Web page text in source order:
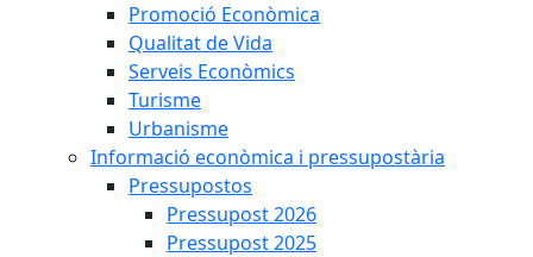
Promoció Econòmica
Qualitat de Vida
Serveis Econòmics
Turisme
Urbanisme
Informació econòmica i pressupostària
Pressupostos
Pressupost 2026
Pressupost 2025